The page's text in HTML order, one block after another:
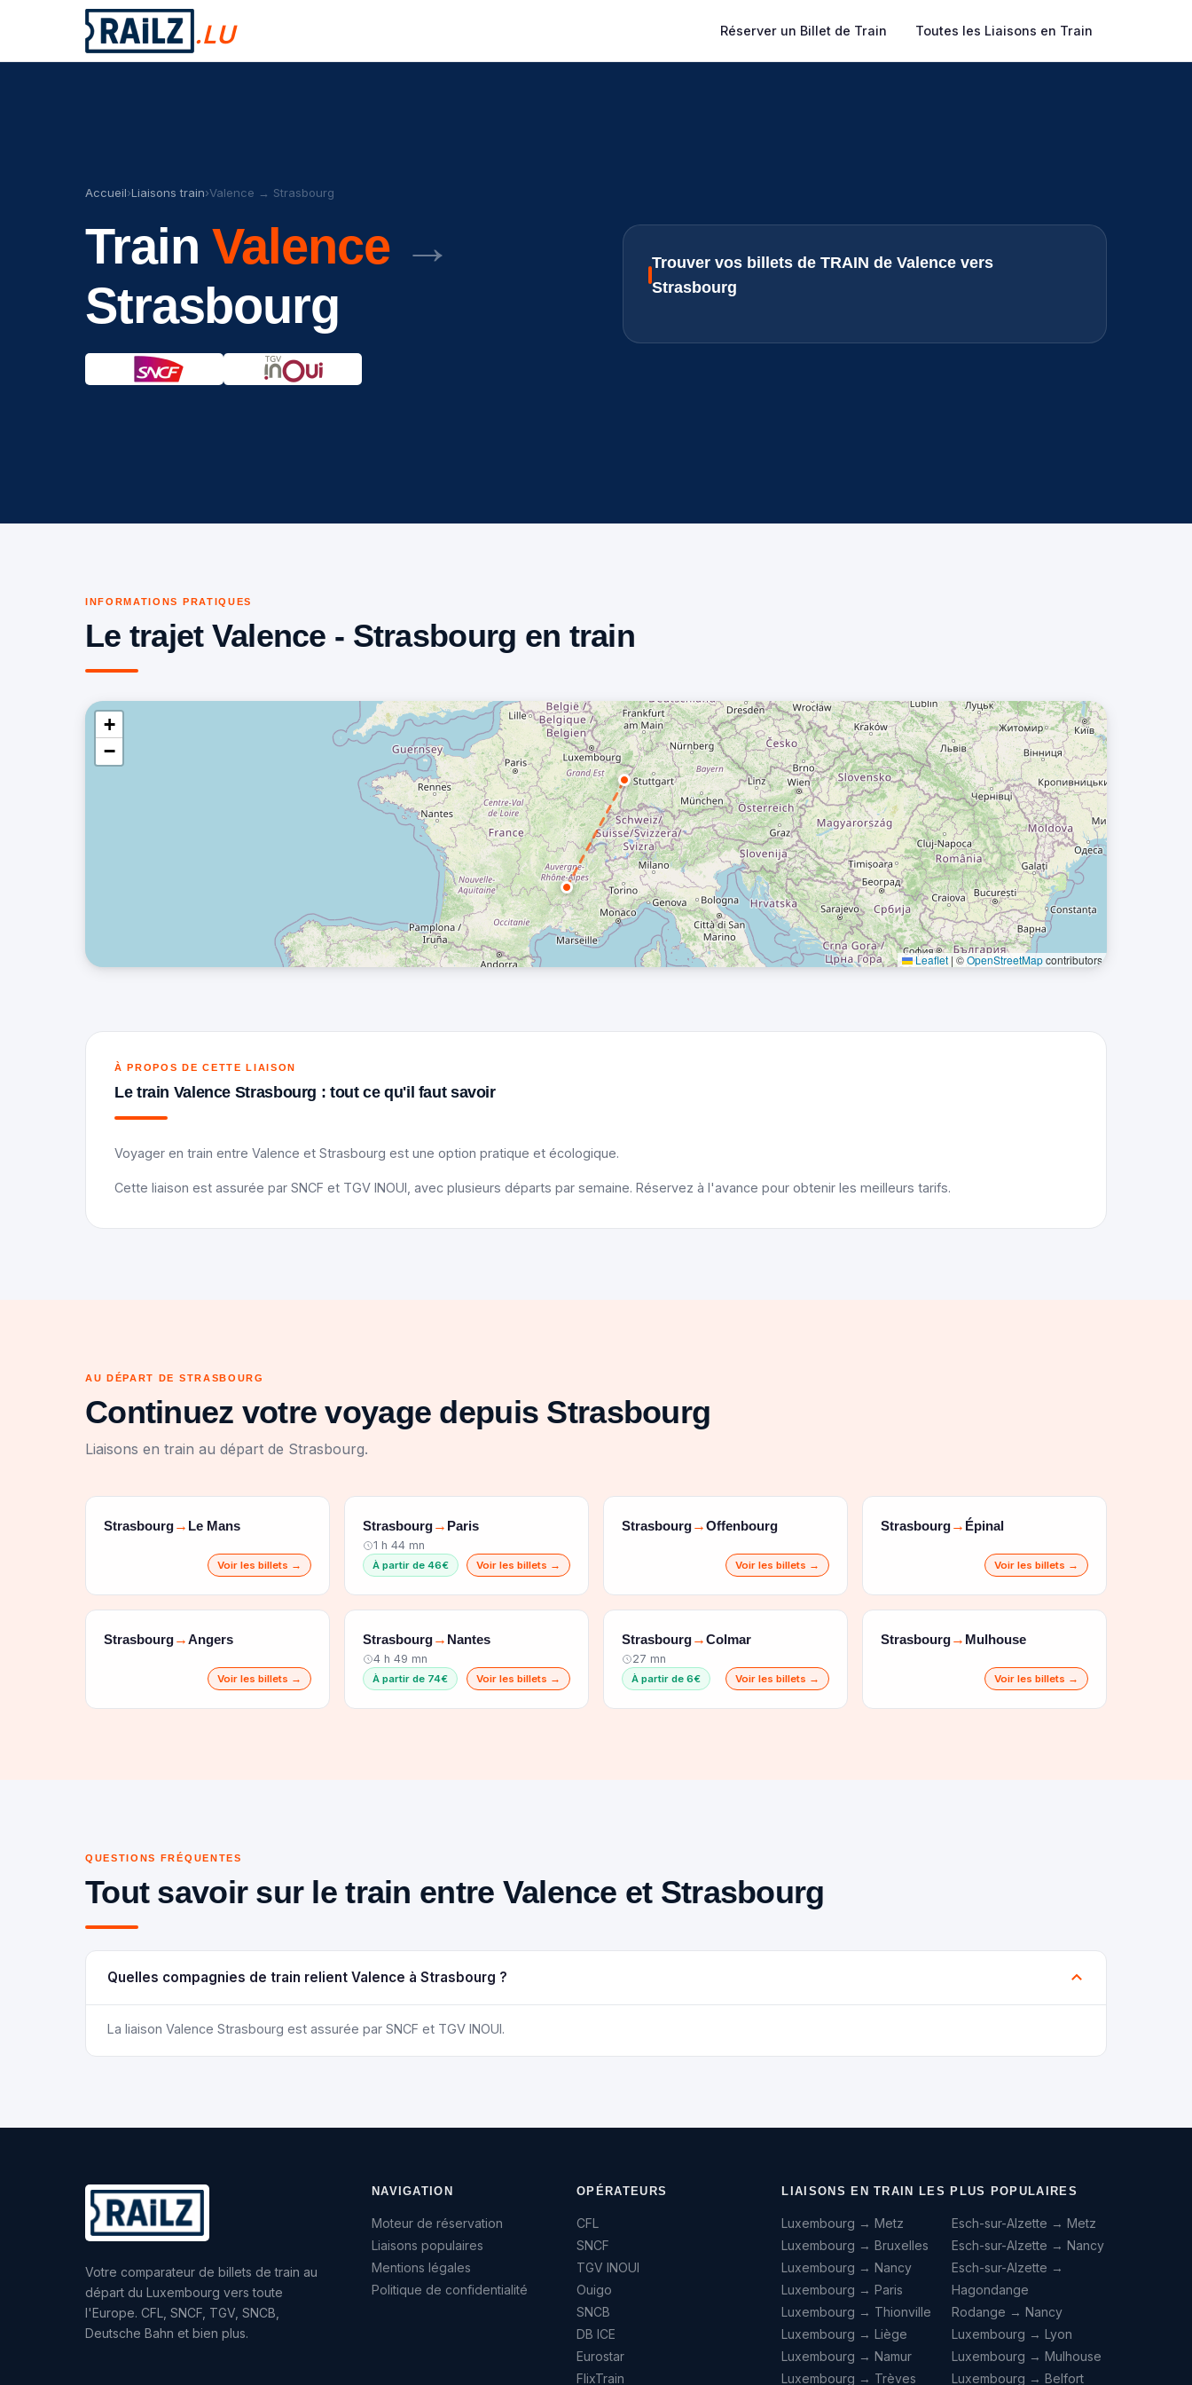
.LU Réserver un Billet de Train Toutes les Liaisons en Train
Accueil›Liaisons train›Valence → Strasbourg
TrainValence →
Strasbourg
Trouver vos billets de TRAIN de Valence vers
Strasbourg
INFORMATIONS PRATIQUES
Le trajet Valence - Strasbourg en train
+
−
Leaflet | ©OpenStreetMapcontributors
À PROPOS DE CETTE LIAISON
Le train Valence Strasbourg : tout ce qu'il faut savoir
Voyager en train entre Valence et Strasbourg est une option pratique et écologique.
Cette liaison est assurée par SNCF et TGV INOUI, avec plusieurs départs par semaine. Réservez à l'avance pour obtenir les meilleurs tarifs.
AU DÉPART DE STRASBOURG
Continuez votre voyage depuis Strasbourg
Liaisons en train au départ de Strasbourg.
Strasbourg→ Le Mans
Voir les billets →
Strasbourg→ Paris
1 h 44 mn
À partir de 46€ Voir les billets →
Strasbourg→Offenbourg
Voir les billets →
Strasbourg→ Épinal
Voir les billets →
Strasbourg→Angers
Voir les billets →
Strasbourg→ Nantes
4 h 49 mn
À partir de 74€ Voir les billets →
Strasbourg→Colmar
27 mn
À partir de 6€ Voir les billets →
Strasbourg→ Mulhouse
Voir les billets →
QUESTIONS FRÉQUENTES
Tout savoir sur le train entre Valence et Strasbourg
Quelles compagnies de train relient Valence à Strasbourg ?
La liaison Valence Strasbourg est assurée par SNCF et TGV INOUI.
Votre comparateur de billets de train au
départ du Luxembourg vers toute
l'Europe. CFL, SNCF, TGV, SNCB,
Deutsche Bahn et bien plus.
NAVIGATION
Moteur de réservation
Liaisons populaires
Mentions légales
Politique de confidentialité
OPÉRATEURS
CFL
SNCF
TGV INOUI
Ouigo
SNCB
DB ICE
Eurostar
FlixTrain
LIAISONS EN TRAIN LES PLUS POPULAIRES
Luxembourg → Metz
Luxembourg → Bruxelles
Luxembourg → Nancy
Luxembourg → Paris
Luxembourg → Thionville
Luxembourg → Liège
Luxembourg → Namur
Luxembourg → Trèves
Esch-sur-Alzette → Metz
Esch-sur-Alzette → Nancy
Esch-sur-Alzette →
Hagondange
Rodange → Nancy
Luxembourg → Lyon
Luxembourg → Mulhouse
Luxembourg → Belfort